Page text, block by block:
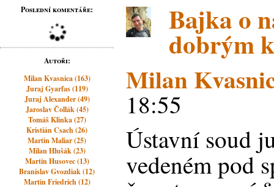
Poslední komentáře:
Autoři:
Milan Kvasnica (163)
Juraj Gyarfas (119)
Juraj Alexander (49)
Jaroslav Čollák (45)
Tomáš Klinka (27)
Kristián Csach (26)
Martin Maliar (25)
Milan Hlušák (23)
Martin Husovec (13)
Branislav Gvozdiak (12)
Martin Friedrich (12)
Bajka o
dobrým
Milan
18:55
Ústavní soud
vedeném pod